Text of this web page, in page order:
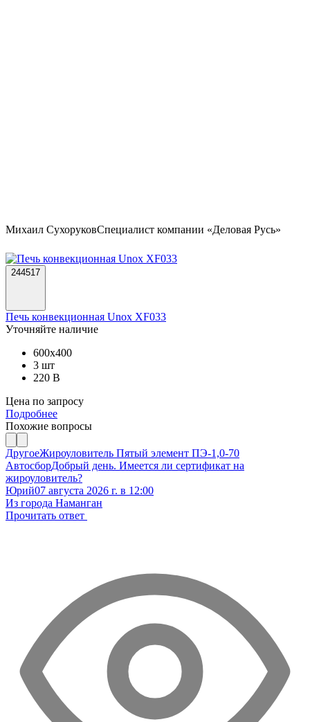
Михаил СухоруковСпециалист компании «Деловая Русь»
244517
Печь конвекционная Unox XF033
Уточняйте наличие
600х400
3 шт
220 В
Цена по запросу
Подробнее
Похожие вопросы
ДругоеЖироуловитель Пятый элемент ПЭ-1,0-70
АвтосборДобрый день. Имеется ли сертификат на
жироуловитель?
Юрий07 августа 2026 г. в 12:00
Из города Наманган
Прочитать ответ